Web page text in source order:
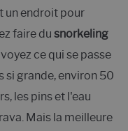
un endroit pour
faire du snorkeling
ce qui se passe
si grande, environ 50
les pins et l'eau
Mais la meilleure